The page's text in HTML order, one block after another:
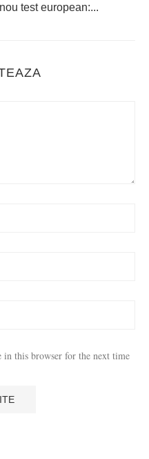
test european:...
in this browser for the next time